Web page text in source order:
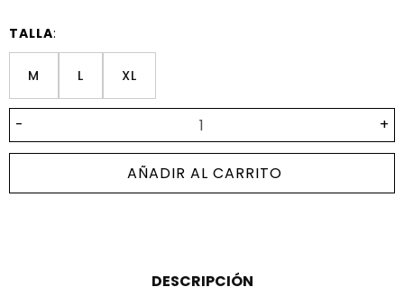
TALLA:
M L XL
- +
AÑADIR AL CARRITO
DESCRIPCIÓN